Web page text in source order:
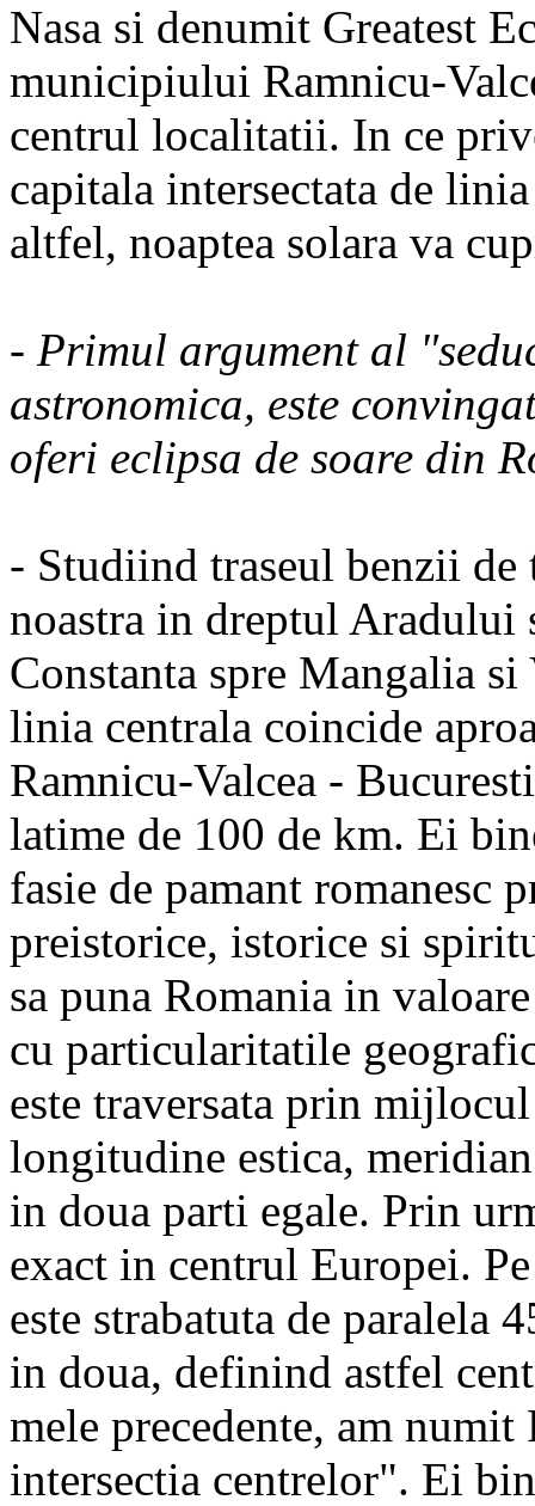
Nasa si denumit Greatest
municipiului Ramnicu-
centrul localitatii. In ce
capitala intersectata de
altfel, noaptea solara va
- Primul argument al
astronomica, este
oferi eclipsa de soare din
- Studiind traseul benzii de
noastra in dreptul
Constanta spre Mangalia si
linia centrala coincide
Ramnicu-Valcea -
latime de 100 de km. Ei
fasie de pamant romanesc
preistorice, istorice si
sa puna Romania in
cu particularitatile
este traversata prin
longitudine estica,
in doua parti egale. Prin
exact in centrul Europei.
este strabatuta de paralela
in doua, definind astfel
mele precedente, am
intersectia centrelor". Ei